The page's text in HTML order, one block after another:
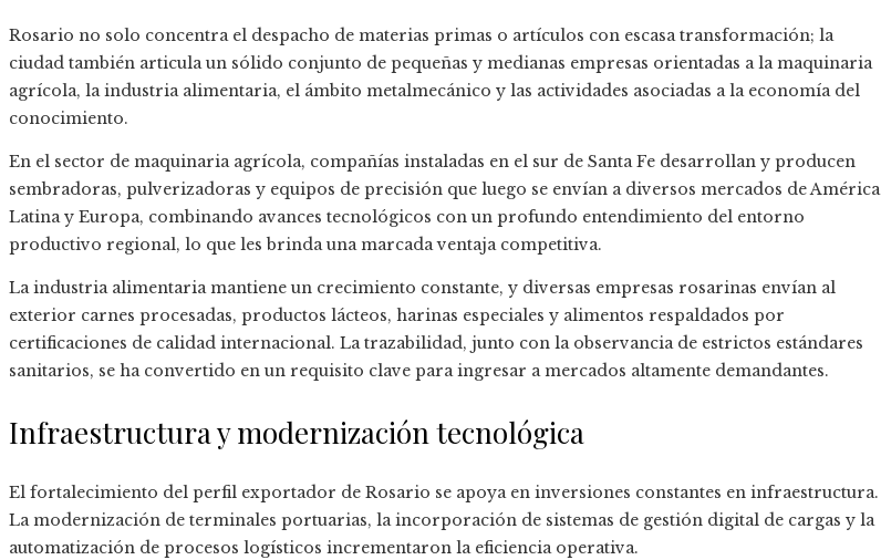
Rosario no solo concentra el despacho de materias primas o artículos con escasa transformación; la
ciudad también articula un sólido conjunto de pequeñas y medianas empresas orientadas a la maquinaria
agrícola, la industria alimentaria, el ámbito metalmecánico y las actividades asociadas a la economía del
conocimiento.
En el sector de maquinaria agrícola, compañías instaladas en el sur de Santa Fe desarrollan y producen
sembradoras, pulverizadoras y equipos de precisión que luego se envían a diversos mercados de América
Latina y Europa, combinando avances tecnológicos con un profundo entendimiento del entorno
productivo regional, lo que les brinda una marcada ventaja competitiva.
La industria alimentaria mantiene un crecimiento constante, y diversas empresas rosarinas envían al
exterior carnes procesadas, productos lácteos, harinas especiales y alimentos respaldados por
certificaciones de calidad internacional. La trazabilidad, junto con la observancia de estrictos estándares
sanitarios, se ha convertido en un requisito clave para ingresar a mercados altamente demandantes.
Infraestructura y modernización tecnológica
El fortalecimiento del perfil exportador de Rosario se apoya en inversiones constantes en infraestructura.
La modernización de terminales portuarias, la incorporación de sistemas de gestión digital de cargas y la
automatización de procesos logísticos incrementaron la eficiencia operativa.